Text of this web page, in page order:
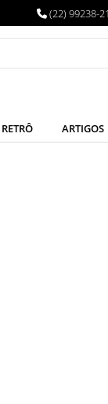
(22) 99238-
RETRÔ ARTIGOS